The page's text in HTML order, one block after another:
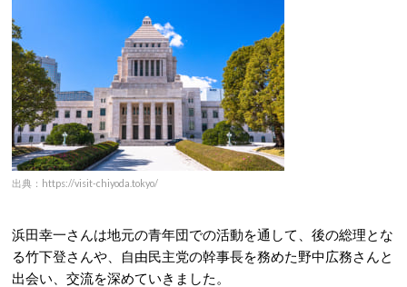
出典：https://visit-chiyoda.tokyo/
浜田幸一さんは地元の青年団での活動を通して、後の総理とな
る竹下登さんや、自由民主党の幹事長を務めた野中広務さんと
出会い、交流を深めていきました。